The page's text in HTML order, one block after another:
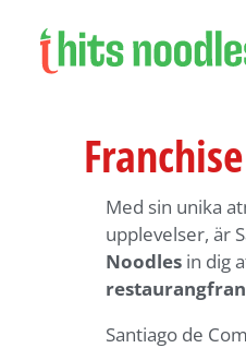
Med sin unika
upplevelser, är
Noodles in dig
Santiago de